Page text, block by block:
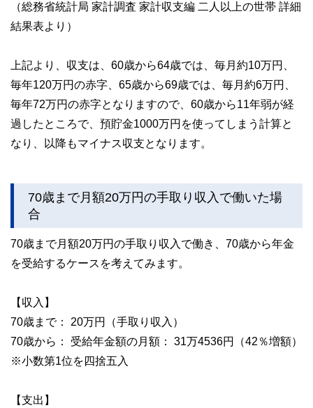
（総務省統計局 家計調査 家計収支編 二人以上の世帯 詳細
結果表より）
上記より、収支は、60歳から64歳では、毎月約10万円、
毎年120万円の赤字、65歳から69歳では、毎月約6万円、
毎年72万円の赤字となりますので、60歳から11年弱が経
過したところで、預貯金1000万円を使ってしまう計算と
なり、以降もマイナス収支となります。
70歳まで月額20万円の手取り収入で働いた場
合
70歳まで月額20万円の手取り収入で働き、70歳から年金
を受給するケースを考えてみます。
【収入】
70歳まで： 20万円（手取り収入）
70歳から： 受給年金額の月額： 31万4536円（42％増額）
※小数第1位を四捨五入
【支出】